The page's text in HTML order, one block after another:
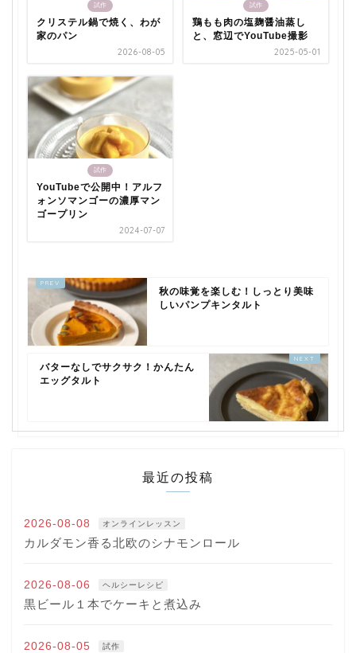
試作
クリステル鍋で焼く、わが
家のパン
2026-08-05
試作
鶏もも肉の塩麹醤油蒸し
と、窓辺でYouTube撮影
2025-05-01
試作
YouTubeで公開中！アルフ
ォンソマンゴーの濃厚マン
ゴープリン
2024-07-07
秋の味覚を楽しむ！しっとり美味
しいパンプキンタルト
バターなしでサクサク！かんたん
エッグタルト
最近の投稿
2026-08-08 オンラインレッスン
カルダモン香る北欧のシナモンロール
2026-08-06 ヘルシーレシピ
黒ビール１本でケーキと煮込み
2026-08-05 試作